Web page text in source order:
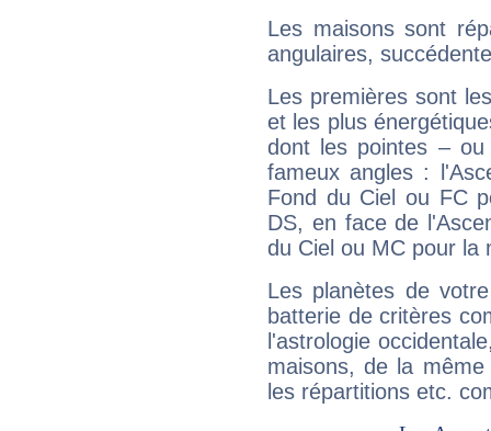
Les maisons sont
angulaires,
Les premières sont
et les plus
dont les pointes –
fameux angles :
Fond du Ciel ou FC
DS, en face de
du Ciel ou MC pour la
Les planètes de
batterie de critères
l'astrologie
maisons, de la
les répartitions etc.